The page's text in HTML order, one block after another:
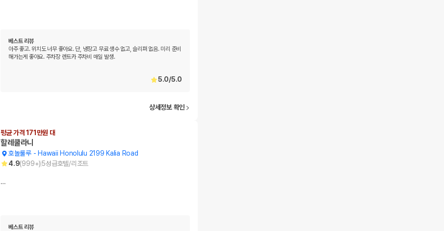
베스트 리뷰
아주 좋고. 위치도 너무 좋아요. 단, 냉장고 무료 생수 없고, 슬리퍼 없음. 미리 준비
해가는게 좋아요. 주차장 렌트카 주차비 매일 발생.
5.0/5.0
상세정보 확인
평균 가격 171만원 대
할레쿨라니
호놀룰루- Hawaii Honolulu 2199 Kalia Road
4.9(999+)5성급호텔/리조트
…
베스트 리뷰